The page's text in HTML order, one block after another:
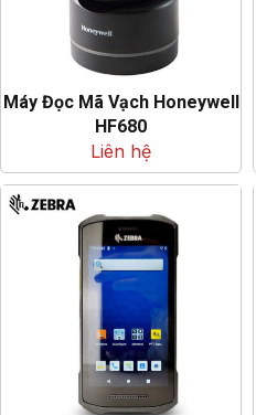
Máy Đọc Mã Vạch Honeywell
HF680
Liên hệ